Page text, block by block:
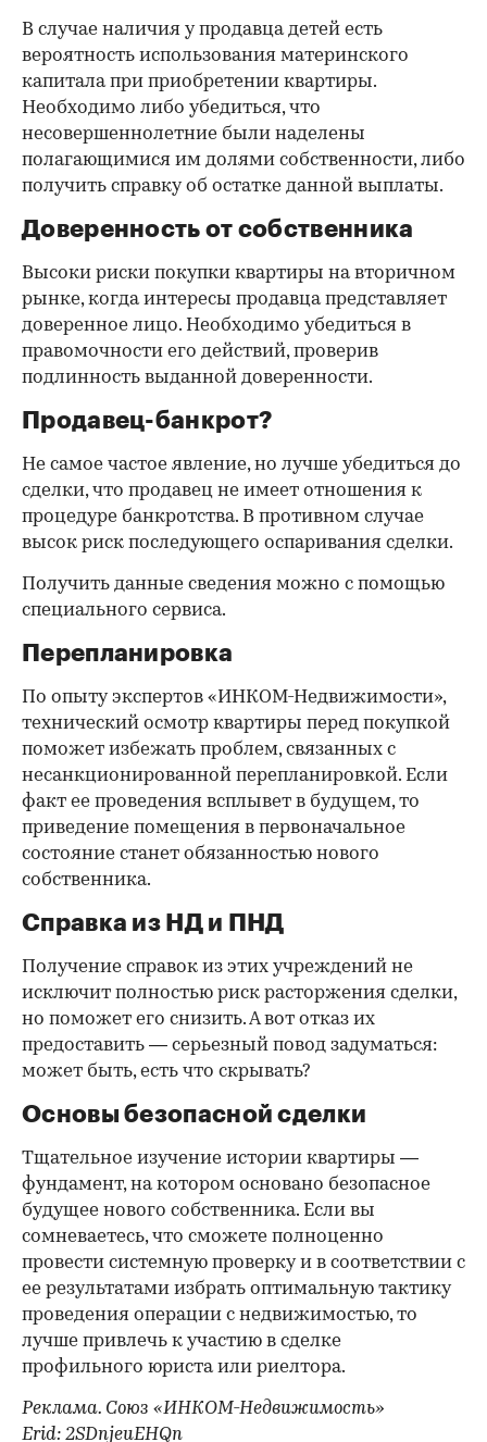
В случае наличия у продавца детей есть
вероятность использования материнского
капитала при приобретении квартиры.
Необходимо либо убедиться, что
несовершеннолетние были наделены
полагающимися им долями собственности, либо
получить справку об остатке данной выплаты.
Доверенность от собственника
Высоки риски покупки квартиры на вторичном
рынке, когда интересы продавца представляет
доверенное лицо. Необходимо убедиться в
правомочности его действий, проверив
подлинность выданной доверенности.
Продавец-банкрот?
Не самое частое явление, но лучше убедиться до
сделки, что продавец не имеет отношения к
процедуре банкротства. В противном случае
высок риск последующего оспаривания сделки.
Получить данные сведения можно с помощью
специального сервиса.
Перепланировка
По опыту экспертов «ИНКОМ-Недвижимости»,
технический осмотр квартиры перед покупкой
поможет избежать проблем, связанных с
несанкционированной перепланировкой. Если
факт ее проведения всплывет в будущем, то
приведение помещения в первоначальное
состояние станет обязанностью нового
собственника.
Справка из НД и ПНД
Получение справок из этих учреждений не
исключит полностью риск расторжения сделки,
но поможет его снизить. А вот отказ их
предоставить — серьезный повод задуматься:
может быть, есть что скрывать?
Основы безопасной сделки
Тщательное изучение истории квартиры —
фундамент, на котором основано безопасное
будущее нового собственника. Если вы
сомневаетесь, что сможете полноценно
провести системную проверку и в соответствии с
ее результатами избрать оптимальную тактику
проведения операции с недвижимостью, то
лучше привлечь к участию в сделке
профильного юриста или риелтора.
Реклама. Союз «ИНКОМ-Недвижимость»
Erid: 2SDnjeuEHQn